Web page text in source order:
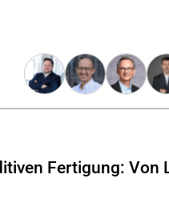
Fertigung: Von